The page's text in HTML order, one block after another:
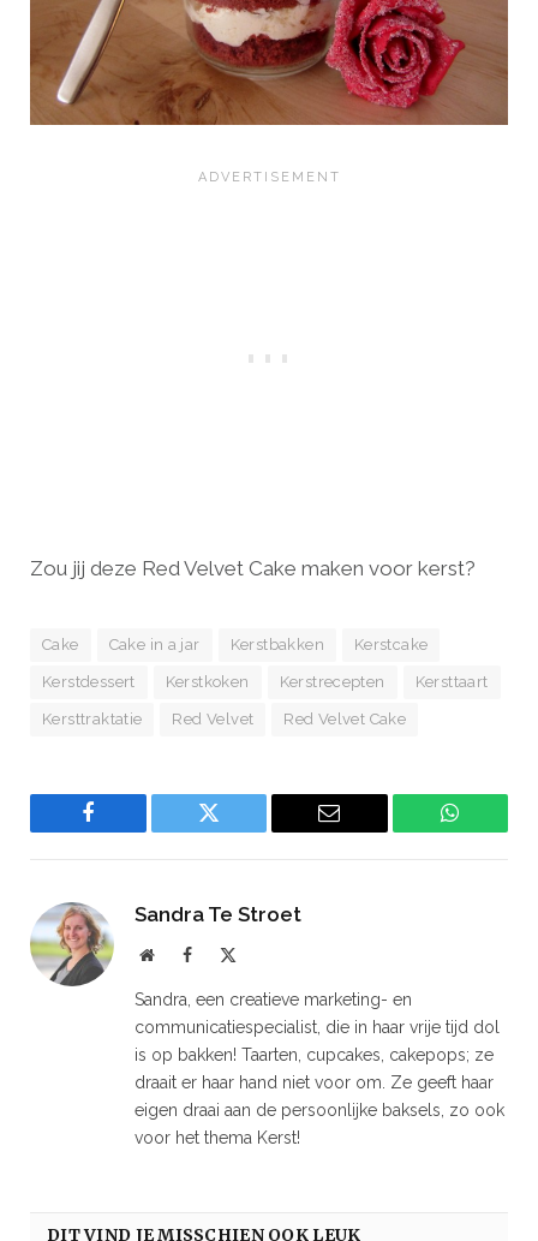
Zou jij deze Red Velvet Cake maken voor kerst?
Cake Cake in a jar Kerstbakken Kerstcake
Kerstdessert Kerstkoken Kerstrecepten Kersttaart
Kersttraktatie Red Velvet Red Velvet Cake
Facebook Twitter Email
Sandra Te Stroet
WebsiteFacebook
Sandra, een creatieve marketing- en
communicatiespecialist, die in haar vrije tijd dol
is op bakken! Taarten, cupcakes, cakepops; ze
draait er haar hand niet voor om. Ze geeft haar
eigen draai aan de persoonlijke baksels, zo ook
voor het thema Kerst!
DIT VIND JE MISSCHIEN OOK LEUK